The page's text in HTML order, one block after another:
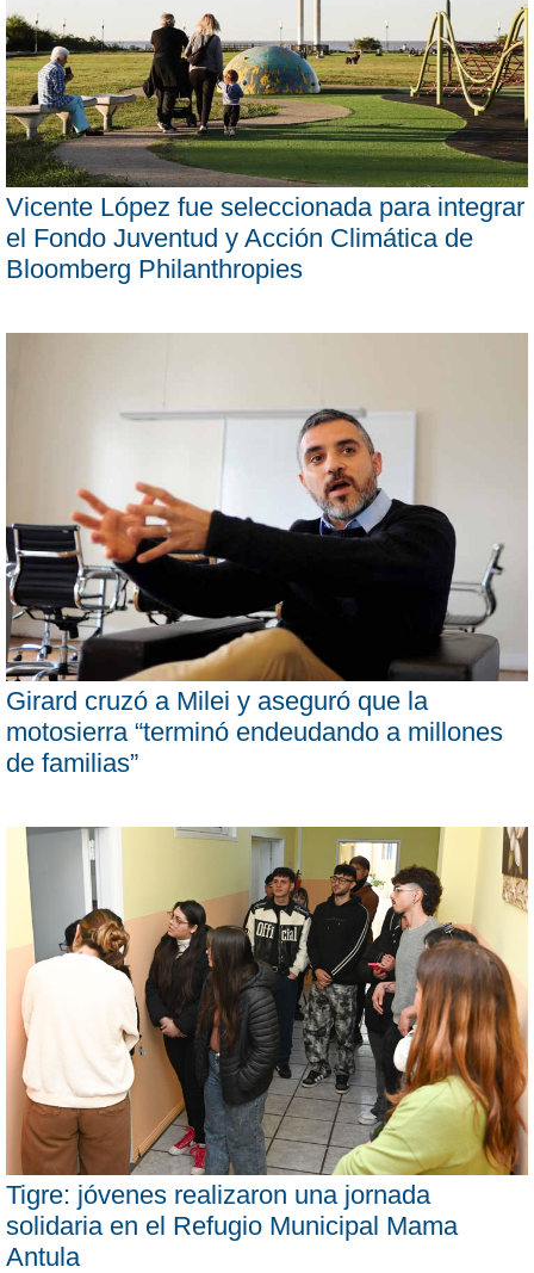
Vicente López fue seleccionada para integrar
el Fondo Juventud y Acción Climática de
Bloomberg Philanthropies
Girard cruzó a Milei y aseguró que la
motosierra “terminó endeudando a millones
de familias”
Tigre: jóvenes realizaron una jornada
solidaria en el Refugio Municipal Mama
Antula